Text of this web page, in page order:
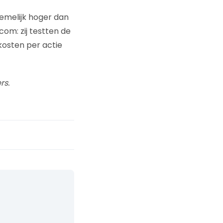
hoger dan
zij testten de
per actie